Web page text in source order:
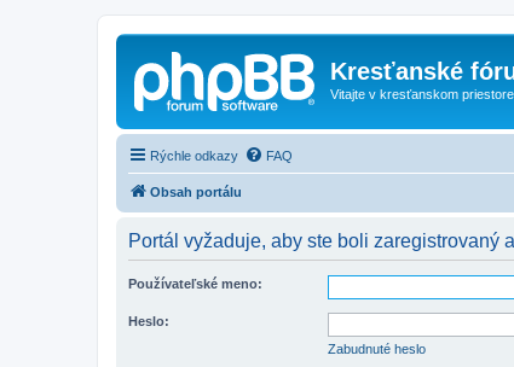
Kresťanské
Vitajte v kresťanskom
Rýchle odkazy FAQ
Obsah portálu
Portál vyžaduje, aby ste boli zaregistrovaný
Používateľské meno:
Heslo:
Zabudnuté heslo